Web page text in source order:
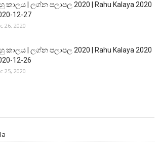
කාලය | ලග්න පලාපල 2020 | Rahu Kalaya 2020
12-27
26, 2020
කාලය | ලග්න පලාපල 2020 | Rahu Kalaya 2020
12-26
25, 2020